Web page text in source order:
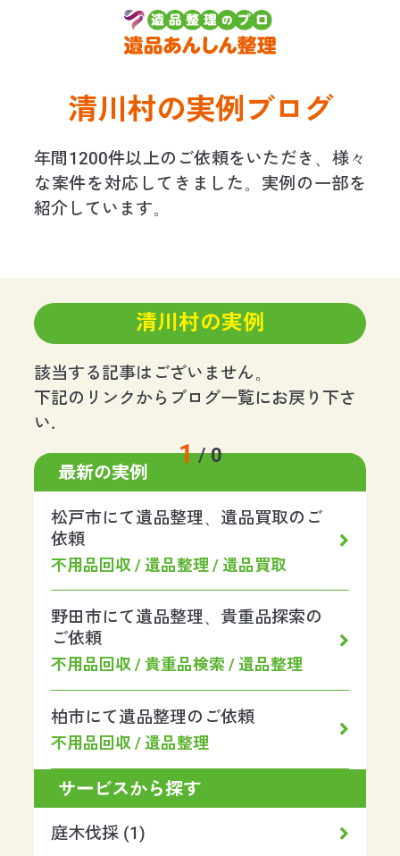
清川村の実例ブログ
年間1200件以上のご依頼をいただき、様々
な案件を対応してきました。実例の一部を
紹介しています。
清川村の実例
該当する記事はございません。
下記のリンクからブログ一覧にお戻り下さ
い.
1/0
最新の実例
松戸市にて遺品整理、遺品買取のご
依頼
不用品回収 / 遺品整理 / 遺品買取
野田市にて遺品整理、貴重品探索の
ご依頼
不用品回収 / 貴重品検索 / 遺品整理
柏市にて遺品整理のご依頼
不用品回収 / 遺品整理
サービスから探す
庭木伐採 (1)